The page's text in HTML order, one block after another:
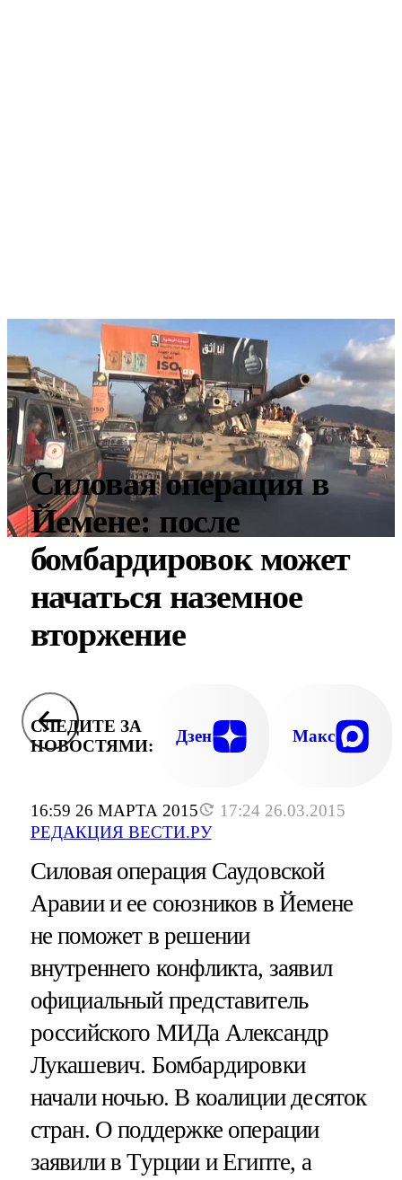
16:59 26 МАРТА 2015
17:24 26.03.2015
РЕДАКЦИЯ ВЕСТИ.РУ
Силовая операция в
Йемене: после
бомбардировок может
начаться наземное
вторжение
СЛЕДИТЕ ЗА
НОВОСТЯМИ:
Дзен Макс
Силовая операция Саудовской
Аравии и ее союзников в Йемене
не поможет в решении
внутреннего конфликта, заявил
официальный представитель
российского МИДа Александр
Лукашевич. Бомбардировки
начали ночью. В коалиции десяток
стран. О поддержке операции
заявили в Турции и Египте, а